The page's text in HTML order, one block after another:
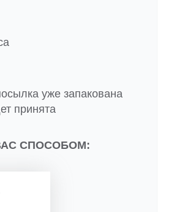
уже запакована
принята
СПОСОБОМ: